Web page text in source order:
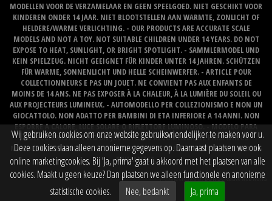
MODELLEN VOOR DE VERZAMELAAR EN GEEN SPEELGOED. NIET GESCHIKT VOOR
KINDEREN ONDER 14 JAAR. NIET BLOOTSTELLEN AAN WARMTE, ZONLICHT OF
HELDERE/WARME VERLICHTING. - OUR PRODUCTS ARE ACCURATE SCALE
MODELS AND NOT A TOY. NOT SUITABLE CHILDREN UNDER 14 YEARS. DO NOT
EXPOSE TO HEAT, SUNLIGHT, OR BRIGHT SPOTLIGHT. - SAMMLERMODEL UND
KEIN SPIELZEUG. NICHT GEEIGNET FÜR KINDER UNTER 14 JAHREN. SCHÜTZEN
FÜR WARME, SONNENLICHT UND HELLE SCHEINWERFER. - ARTICLE POUR
COLLECTIONNEURS E PAS UN JOUET. NE CONVIENT PAS AUX ENFANTS DE
MOINS DE 14 ANS. NE PAS EXPOSER À LA CHALEUR, À LA LUMIÈRE DU SOLEIL OU
AUX PROJECTEURS LUMINEUX. - AUTOMODELLO PER COLLEZIONISMO E NON UN
GIOCATTOLO. NON ADATTO PER BAMBINI DI ETA INFERIORE A 14 ANNI. NON
ESPORRE A CALORE, LUCE SOLARE O RIFLETTORE LUMINOSO. - MODELO PARA
COLECCIONISTAS Y NO UN JUGUETE. NO RECOMENDABLE PARA NINOS
MENORES DE 14 ANOS. NO LO EXPONGA AL CALOR, LA LUZ DEL SOL O LOS FOCOS
BRILLANTES.
Website created byBOMS creative web works
Wij gebruiken cookies om onze website gebruiksvriendelijker te maken voor u.
Deze cookies slaan alleen anonieme gegevens op. Daarnaast plaatsen we ook
online marketingcookies. Bij 'Ja, prima' gaat u akkoord met het plaatsen van alle
cookies. Maakt u geen keuze? Dan plaatsen we alleen functionele en anonieme
statistische cookies.
Nee, bedankt Ja, prima